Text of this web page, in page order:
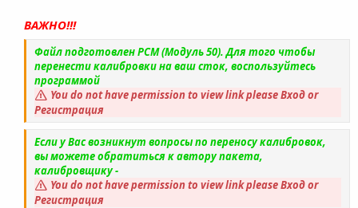
ВАЖНО!!!
Файл подготовлен PCM (Модуль 50). Для того чтобы
перенести калибровки на ваш сток, воспользуйтесь
программой
You do not have permission to view link pleaseВходor
Регистрация
Если у Вас возникнут вопросы по переносу калибровок,
вы можете обратиться к автору пакета,
калибровщику -
You do not have permission to view link pleaseВходor
Регистрация